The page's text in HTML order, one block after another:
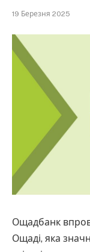
19 Березня 2025
Ощадбанк
Ощаді, яка